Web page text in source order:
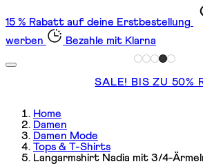
15 % Rabatt auf deine Erstbestellung
werben
Bezahle mit Klarna
SALE! BIS ZU 50%
Home
Damen
Damen Mode
Tops & T-Shirts
Langarmshirt Nadia mit 3/4-